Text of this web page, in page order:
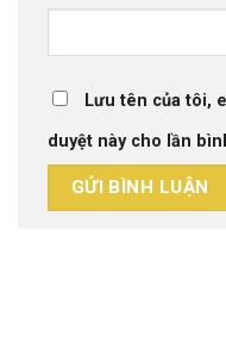
Lưu tên của tôi,
duyệt này cho lần